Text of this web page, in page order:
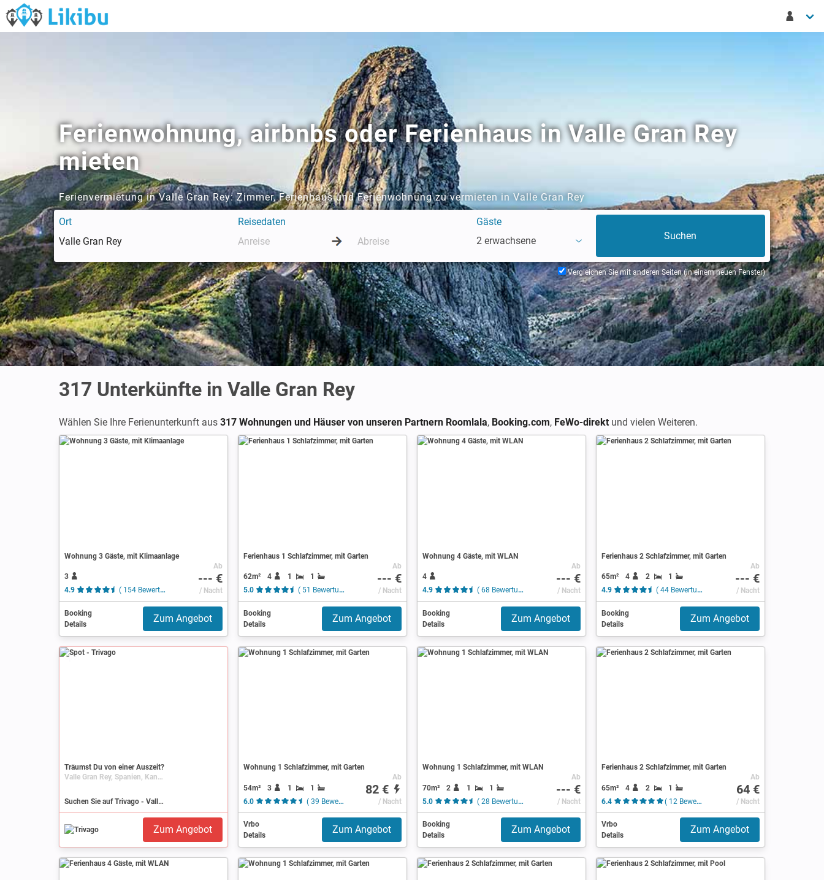
Ferienwohnung, airbnbs oder Ferienhaus in Valle Gran Rey
mieten
Ferienvermietung in Valle Gran Rey: Zimmer, Ferienhaus und Ferienwohnung zu vermieten in Valle Gran Rey
Ort Reisedaten
Gäste
2 erwachsene
Vergleichen Sie mit anderen Seiten (in einem neuen Fenster)
317 Unterkünfte in Valle Gran Rey
Wählen Sie Ihre Ferienunterkunft aus 317 Wohnungen und Häuser von unseren Partnern Roomlala, Booking.com, FeWo-direkt und vielen Weiteren.
Wohnung 3 Gäste, mit Klimaanlage
3
4.9
( 154 Bewertungen )
Ab
--- €
/ Nacht
Booking
Details
Zum Angebot
Ferienhaus 1 Schlafzimmer, mit Garten
62m² 4 1
1
5.0
( 51 Bewertungen )
Ab
--- €
/ Nacht
Booking
Details
Zum Angebot
Wohnung 4 Gäste, mit WLAN
4
4.9
( 68 Bewertungen )
Ab
--- €
/ Nacht
Booking
Details
Zum Angebot
Ferienhaus 2 Schlafzimmer, mit Garten
65m² 4 2
1
4.9
( 44 Bewertungen )
Ab
--- €
/ Nacht
Booking
Details
Zum Angebot
Spot
Träumst Du von einer Auszeit?
Valle Gran Rey, Spanien, Kanarische Inseln, La Gomera
Suchen Sie auf Trivago - Valle Gran Rey
Zum Angebot
Wohnung 1 Schlafzimmer, mit Garten
54m² 3 1
1
6.0
( 39 Bewertungen )
Ab
82 €
/ Nacht
Vrbo
Details
Zum Angebot
Wohnung 1 Schlafzimmer, mit WLAN
70m² 2 1
1
5.0
( 28 Bewertungen )
Ab
--- €
/ Nacht
Booking
Details
Zum Angebot
Ferienhaus 2 Schlafzimmer, mit Garten
65m² 4 2
1
6.4
( 12 Bewertungen )
Ab
64 €
/ Nacht
Vrbo
Details
Zum Angebot